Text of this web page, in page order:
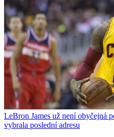
LeBron James už není obyčejná
vybrala poslední adresu